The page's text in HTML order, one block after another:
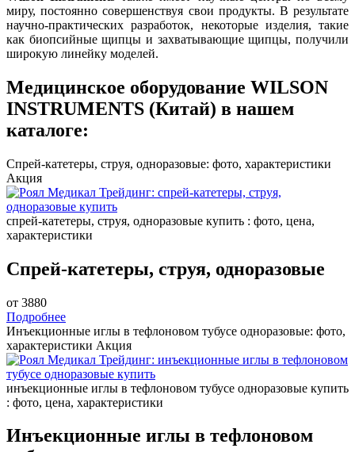
миру, постоянно совершенствуя свои продукты. В результате
научно-практических разработок, некоторые изделия, такие
как биопсийные щипцы и захватывающие щипцы, получили
широкую линейку моделей.
Медицинское оборудование WILSON
INSTRUMENTS (Китай) в нашем
каталоге:
Спрей-катетеры, струя, одноразовые: фото, характеристики
Акция
спрей-катетеры, струя, одноразовые купить : фото, цена,
характеристики
Спрей-катетеры, струя, одноразовые
от 3880
Подробнее
Инъекционные иглы в тефлоновом тубусе одноразовые: фото,
характеристики Акция
инъекционные иглы в тефлоновом тубусе одноразовые купить
: фото, цена, характеристики
Инъекционные иглы в тефлоновом